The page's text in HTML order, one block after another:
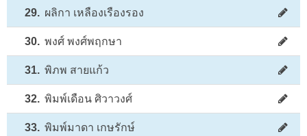
29. ผลิกา เหลืองเรืองรอง
30. พงศ์ พงศ์พฤกษา
31. พิภพ สายแก้ว
32. พิมพ์เดือน ศิวาวงศ์
33. พิมพ์มาดา เกษรักษ์